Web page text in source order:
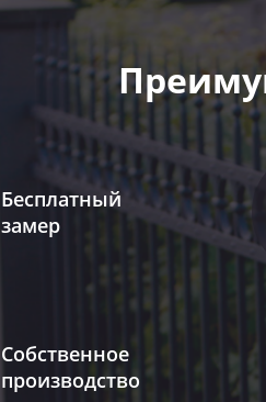
Бесплатный
замер
Собственное
производство